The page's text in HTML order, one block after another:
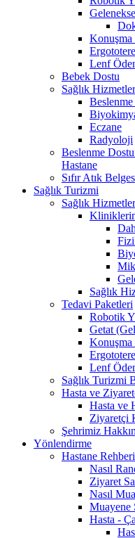
Konuşma
Lenf
Bebek Dostu
Sağlık
Eczane
Radyoloji
Beslenme
Hastane
Sıfır Atık
Sağlık Turizmi
Sağlık
Sağlık
Tedavi Paketleri
Robotik
Getat
Konuşma
Lenf
Sağlık Turizmi
Hasta ve
Hasta ve
Ziyaretçi
Şehrimiz
Yönlendirme
Hastane Rehberi
Nasıl
Ziyaret
Nasıl
Muayene
Hasta -